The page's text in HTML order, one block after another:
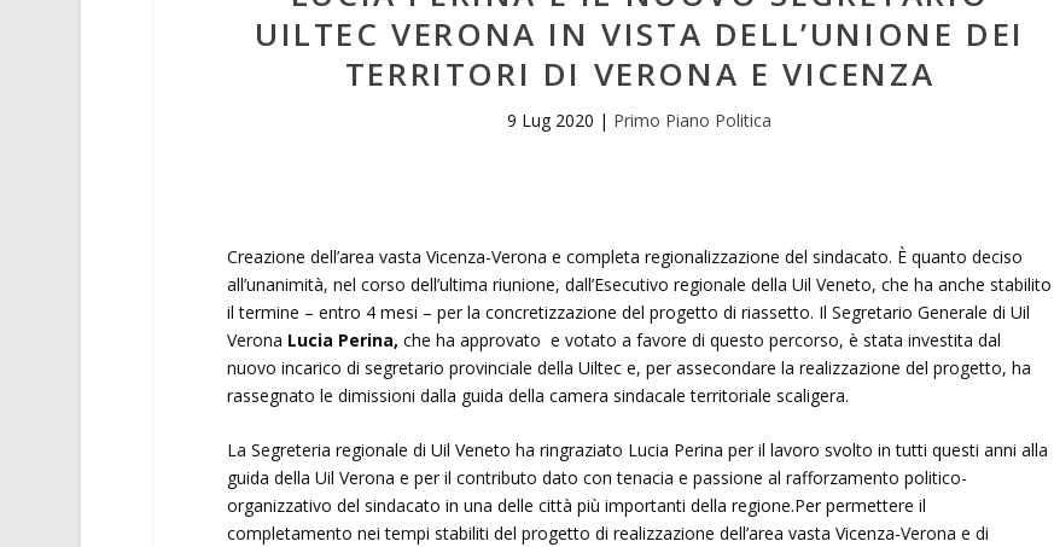
UILTEC VERONA IN VISTA DELL’UNIONE DEI
TERRITORI DI VERONA E VICENZA
9 Lug 2020 | Primo Piano Politica
Creazione dell’area vasta Vicenza-Verona e completa regionalizzazione del sindacato. È quanto deciso
all’unanimità, nel corso dell’ultima riunione, dall’Esecutivo regionale della Uil Veneto, che ha anche stabilito
il termine – entro 4 mesi – per la concretizzazione del progetto di riassetto. Il Segretario Generale di Uil
Verona Lucia Perina, che ha approvato e votato a favore di questo percorso, è stata investita dal
nuovo incarico di segretario provinciale della Uiltec e, per assecondare la realizzazione del progetto, ha
rassegnato le dimissioni dalla guida della camera sindacale territoriale scaligera.
La Segreteria regionale di Uil Veneto ha ringraziato Lucia Perina per il lavoro svolto in tutti questi anni alla
guida della Uil Verona e per il contributo dato con tenacia e passione al rafforzamento politico-
organizzativo del sindacato in una delle città più importanti della regione.Per permettere il
completamento nei tempi stabiliti del progetto di realizzazione dell’area vasta Vicenza-Verona e di